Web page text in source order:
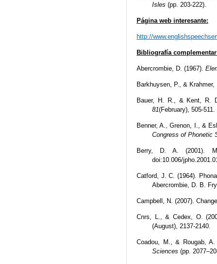
Isles (pp. 203-222).
Página web interesante:
http://
Bibliografía
Abercrombie, D. (1967).
Barkhuysen, P., &
Bauer, H. R., & Kent, R.
81(February), 505-511.
Benner, A., Grenon, I., &
Congress of Phonetic
Berry, D. A. (2001).
doi:10.006/
Catford, J. C. (1964).
Abercrombie, D. B.
Campbell, N. (2007).
Cnrs, L., & Cedex, O.
(August), 2137-2140.
Coadou, M., & Rougab,
Sciences (pp.